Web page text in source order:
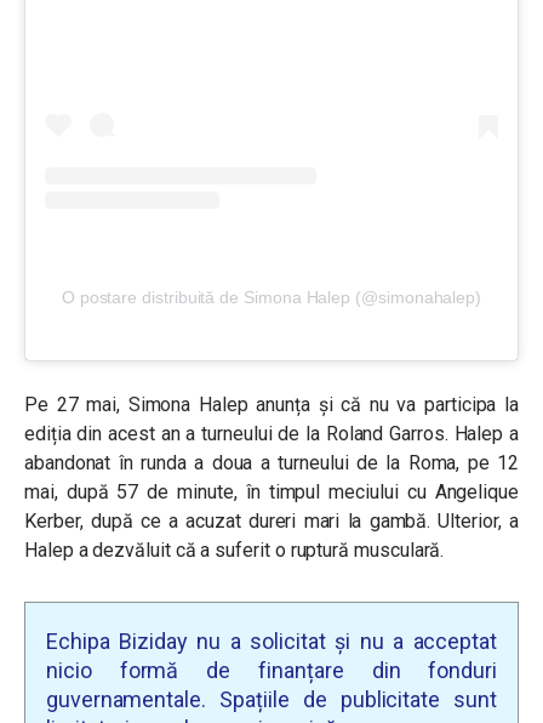
O postare distribuită de Simona Halep (@simonahalep)
Pe 27 mai, Simona Halep anunța și că nu va participa la
ediția din acest an a turneului de la Roland Garros. Halep a
abandonat în runda a doua a turneului de la Roma, pe 12
mai, după 57 de minute, în timpul meciului cu Angelique
Kerber, după ce a acuzat dureri mari la gambă. Ulterior, a
Halep a dezvăluit că a suferit o ruptură musculară.
Echipa Biziday nu a solicitat și nu a acceptat
nicio formă de finanțare din fonduri
guvernamentale. Spațiile de publicitate sunt